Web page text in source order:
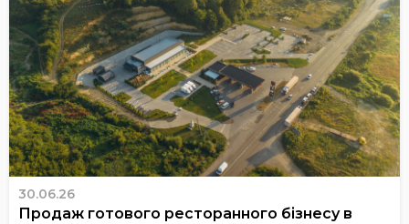
30.06.26
Продаж готового ресторанного бізнесу в